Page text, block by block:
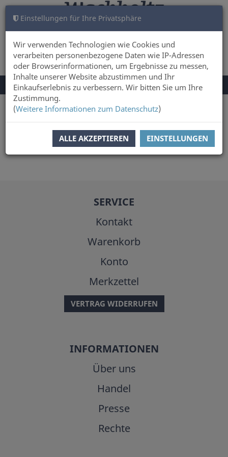
Einstellungen für Ihre Privatsphäre
Wir verwenden Technologien wie Cookies und
verarbeiten personenbezogene Daten wie IP-Adressen
oder Browserinformationen, um Ergebnisse zu messen,
Inhalte unserer Website abzustimmen und Ihr
Einkaufserlebnis zu verbessern. Wir bitten Sie um Ihre
Zustimmung.
(Weitere Informationen zum Datenschutz)
ALLE AKZEPTIEREN EINSTELLUNGEN
ANMELDEN WARENKORB 0
NAVIGATION
UMSCHALTEN
Menü
Sie sind hier:
Frank Braun
SERVICE
Kontakt
Warenkorb
Konto
Merkzettel
VERTRAG WIDERRUFEN
INFORMATIONEN
Über uns
Handel
Presse
Rechte